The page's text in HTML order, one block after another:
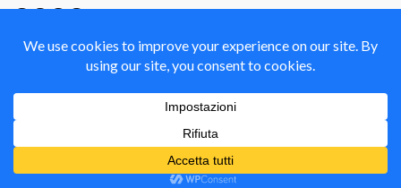
Alike 4.0 International
© 2012-2018 Mauro Alfieri Elettronica Domotica Robotica Arduino Corsi
Realizzato con il
daGraphene Themes.